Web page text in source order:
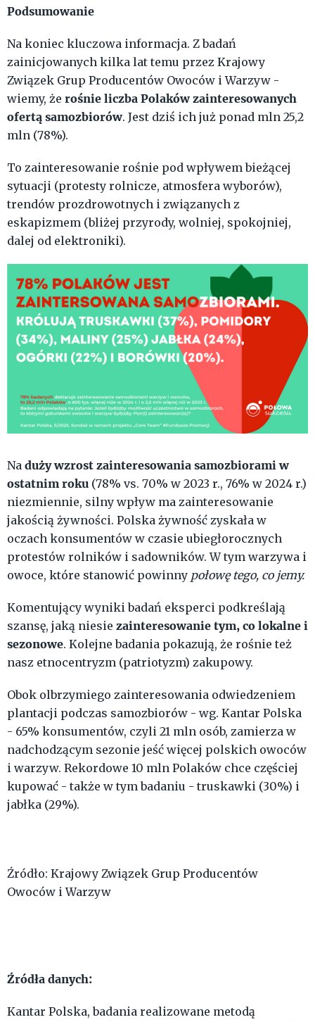
Podsumowanie
Na koniec kluczowa informacja. Z badań
zainicjowanych kilka lat temu przez Krajowy
Związek Grup Producentów Owoców i Warzyw -
wiemy, że rośnie liczbaPolaków zainteresowanych
ofertą samozbiorów. Jest dziś ich już ponad mln 25,2
mln (78%).
To zainteresowanie rośnie pod wpływem bieżącej
sytuacji (protesty rolnicze, atmosfera wyborów),
trendów prozdrowotnych i związanych z
eskapizmem (bliżej przyrody, wolniej, spokojniej,
dalej od elektroniki).
Na duży wzrost zainteresowania samozbiorami w
ostatnim roku (78% vs. 70% w 2023 r., 76% w 2024 r.)
niezmiennie, silny wpływ ma zainteresowanie
jakością żywności. Polska żywność zyskała w
oczach konsumentów w czasie ubiegłorocznych
protestów rolników i sadowników. W tym warzywa i
owoce, które stanowić powinny połowę tego, co jemy.
Komentujący wyniki badań eksperci podkreślają
szansę, jaką niesie zainteresowanie tym, co lokalne i
sezonowe. Kolejne badania pokazują, że rośnie też
nasz etnocentryzm (patriotyzm) zakupowy.
Obok olbrzymiego zainteresowania odwiedzeniem
plantacji podczas samozbiorów - wg. Kantar Polska
- 65% konsumentów, czyli 21 mln osób, zamierza w
nadchodzącym sezonie jeść więcej polskich owoców
i warzyw. Rekordowe 10 mln Polaków chce częściej
kupować - także w tym badaniu - truskawki (30%) i
jabłka (29%).
Źródło: Krajowy Związek Grup Producentów
Owoców i Warzyw
Źródła danych:
Kantar Polska, badania realizowane metodą